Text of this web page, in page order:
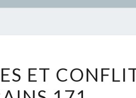
ET